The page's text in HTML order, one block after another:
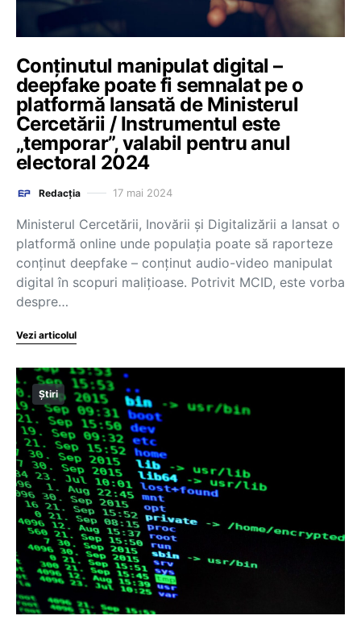
Conținutul manipulat digital –
deepfake poate fi semnalat pe o
platformă lansată de Ministerul
Cercetării / Instrumentul este
„temporar”, valabil pentru anul
electoral 2024
Redacția 17 mai 2024
Ministerul Cercetării, Inovării și Digitalizării a lansat o
platformă online unde populația poate să raporteze
conținut deepfake – conținut audio-video manipulat
digital în scopuri malițioase. Potrivit MCID, este vorba
despre…
Vezi articolul
Știri